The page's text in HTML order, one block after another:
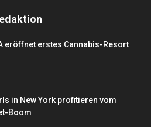
eröffnet erstes Cannabis-Resort
in New York profitieren vom
Boom